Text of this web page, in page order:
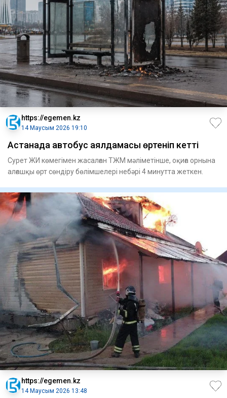
https://egemen.kz
14 Маусым 2026 19:10
Астанада автобус аялдамасы өртеніп кетті
Сурет ЖИ көмегімен жасалған ТЖМ мәліметінше, оқиға орнына
алғашқы өрт сөндіру бөлімшелері небәрі 4 минутта жеткен.
https://egemen.kz
14 Маусым 2026 13:48